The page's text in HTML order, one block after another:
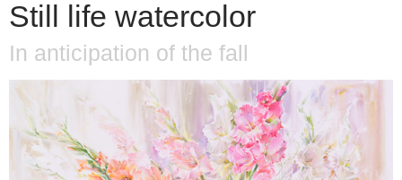
Still life watercolor
In anticipation of the fall